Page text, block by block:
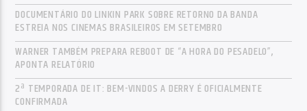
DOCUMENTÁRIO DO LINKIN PARK SOBRE RETORNO DA BANDA
ESTREIA NOS CINEMAS BRASILEIROS EM SETEMBRO
WARNER TAMBÉM PREPARA REBOOT DE “A HORA DO PESADELO”,
APONTA RELATÓRIO
2ª TEMPORADA DE IT: BEM-VINDOS A DERRY É OFICIALMENTE
CONFIRMADA